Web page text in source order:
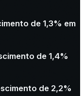
de 1,3% em
de 1,4%
de 2,2%